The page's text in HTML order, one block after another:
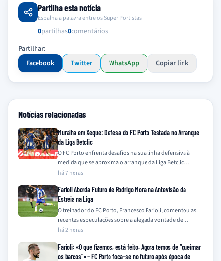
Partilha esta notícia
Espalha a palavra entre os Super Portistas
0partilhas0comentários
Partilhar:
Facebook
Twitter WhatsApp Copiar link
Notícias relacionadas
Muralha em Xeque: Defesa do FC Porto Testada no Arranque
da Liga Betclic
O FC Porto enfrenta desafios na sua linha defensiva à
medida que se aproxima o arranque da Liga Betclic
2026/2027, com a…
há 7 horas
Farioli Aborda Futuro de Rodrigo Mora na Antevisão da
Estreia na Liga
O treinador do FC Porto, Francesco Farioli, comentou as
recentes especulações sobre a alegada vontade de
Rodrigo Mora em deixar o clube,…
há 2 horas
Farioli: «O que fizemos, está feito. Agora temos de “queimar
os barcos”» – FC Porto foca-se no futuro após época de